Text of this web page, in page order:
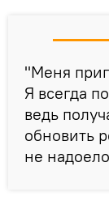
"Меня
Я всегда
ведь
обновить
не